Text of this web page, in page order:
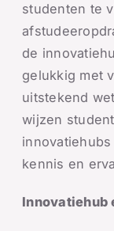
studenten te
de
gelukkig met
uitstekend
wijzen
kennis en
Innovatiehub